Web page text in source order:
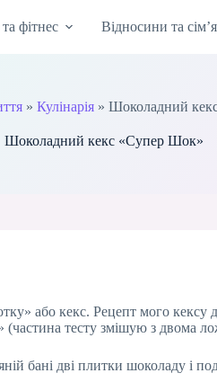
фітнес Відносини та сім’я
» Кулінарія» Шоколадний
Шоколадний кекс «Супер Шок»
або кекс. Рецепт мого кексу
тесту змішую з двома
бані дві плитки шоколаду і